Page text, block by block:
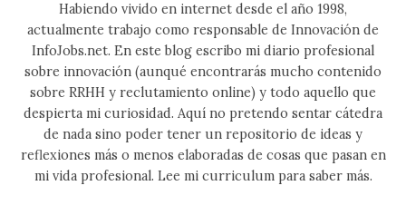
Habiendo vivido en internet desde el año 1998,
actualmente trabajo como responsable de Innovación de
InfoJobs.net. En este blog escribo mi diario profesional
sobre innovación (aunqué encontrarás mucho contenido
sobre RRHH y reclutamiento online) y todo aquello que
despierta mi curiosidad. Aquí no pretendo sentar cátedra
de nada sino poder tener un repositorio de ideas y
reflexiones más o menos elaboradas de cosas que pasan en
mi vida profesional. Lee mi curriculum para saber más.